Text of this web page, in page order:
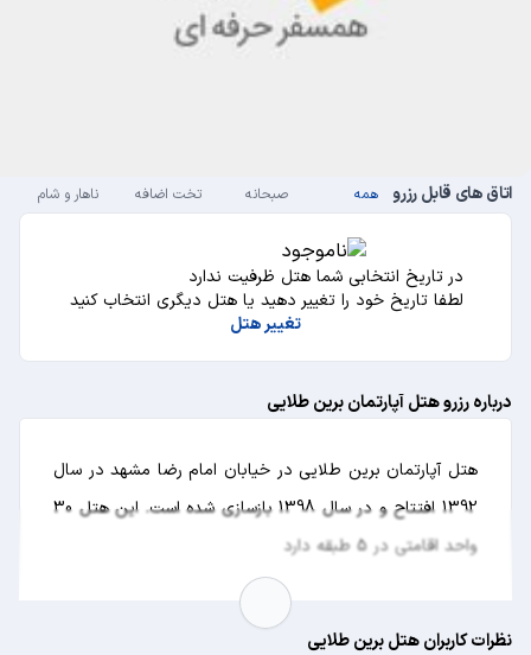
اتاق های قابل رزرو همه صبحانه تخت اضافه ناهار و شام
در تاریخ انتخابی شما هتل ظرفیت ندارد
لطفا تاریخ خود را تغییر دهید یا هتل دیگری انتخاب کنید
تغییر هتل
درباره رزرو هتل آپارتمان برین طلایی
هتل آپارتمان برین طلایی در خیابان امام رضا مشهد در سال
1392 افتتاح و در سال 1398 بازسازی شده است. این هتل 30
واحد اقامتی در 5 طبقه دارد
نظرات کاربران هتل برین طلایی